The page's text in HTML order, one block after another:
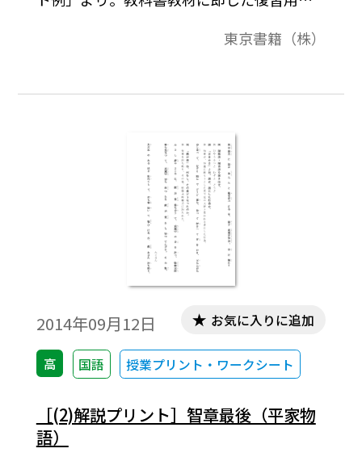
東京書籍（株）
2014年09月12日
高 国語 授業プリント・ワークシート
お気に入りに追加
［(2)解説プリント］智章最後（平家物
語）